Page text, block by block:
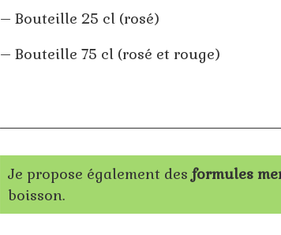
– Bouteille 25 cl (rosé)
– Bouteille 75 cl (rosé et rouge)
Je propose également desformules
boisson.